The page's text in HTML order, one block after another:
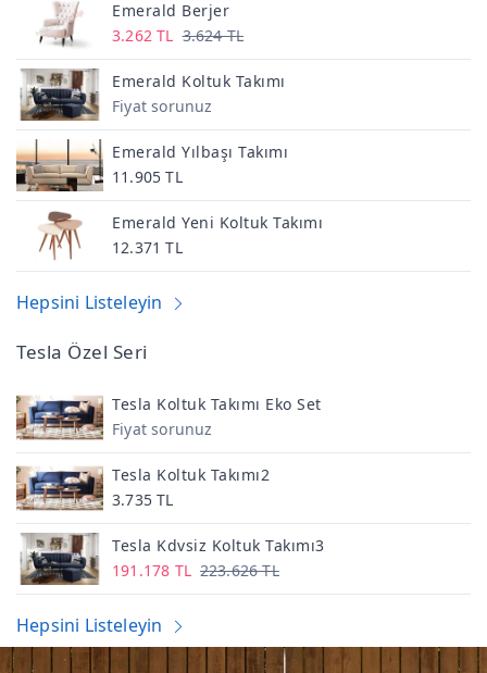
Emerald Berjer
3.262 TL 3.624 TL
Emerald Koltuk Takımı
Fiyat sorunuz
Emerald Yılbaşı Takımı
11.905 TL
Emerald Yeni Koltuk Takımı
12.371 TL
Hepsini Listeleyin
Tesla Özel Seri
Tesla Koltuk Takımı Eko Set
Fiyat sorunuz
Tesla Koltuk Takımı2
3.735 TL
Tesla Kdvsiz Koltuk Takımı3
191.178 TL 223.626 TL
Hepsini Listeleyin